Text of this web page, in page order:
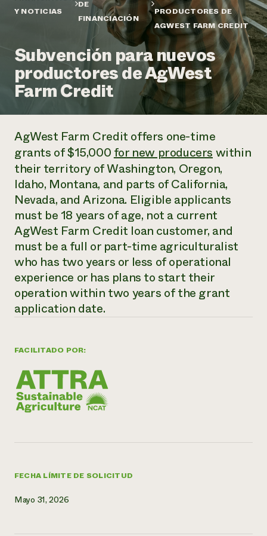
Informes anuales y financieros
Historias de impacto
Informe de
impacto 2024
Latinos en la agricultura
Sistemas alimentarios locales
Agricultura urbana
Las mujeres en la agricultura
Evento anual de reciclaje de productos electrónicos
Programa de descuentos de NorthWestern Energy
Servicios energéticos comerciales
Servicios energéticos residenciales
LIHEAP
Centro de intercambio de información AgriSolar
Blog
Podcasts
Publicaciones
Cursos cortos
Vídeos
Oportunidades de financiación
Internship Hub
Buscar prácticas
Contratar a un becario
Asociaciones empresariales
Donaciones planificadas
Boletín
Consultas de los medios de comunicación
Todos
contribuyen a la
resiliencia de la
comunidad.
DONAR AHORA
Y NOTICIAS
DE
FINANCIACIÓN
PRODUCTORES DE
AGWEST FARM CREDIT
Subvención para nuevos
productores de AgWest
Farm Credit
FACILITADO POR:
FECHA LÍMITE DE SOLICITUD
Mayo 31, 2026
AgWest Farm Credit offers one-time
grants of $15,000for new producerswithin
their territory of Washington, Oregon,
Idaho, Montana, and parts of California,
Nevada, and Arizona. Eligible applicants
must be 18 years of age, not a current
AgWest Farm Credit loan customer, and
must be a full or part-time agriculturalist
who has two years or less of operational
experience or has plans to start their
operation within two years of the grant
application date.